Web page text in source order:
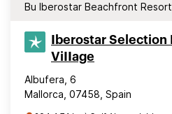
Bu Iberostar Beachfront
Iberostar Selection​
ViIIage
Albufera, 6
Mallorca, 07458, Spain